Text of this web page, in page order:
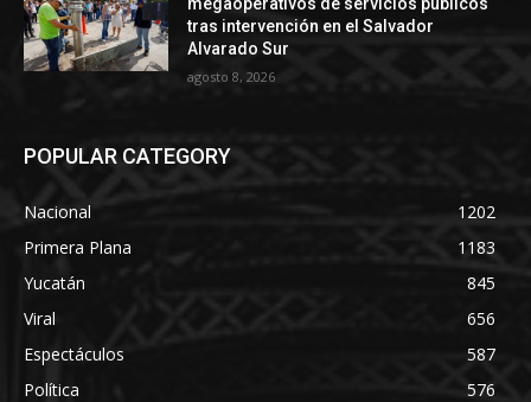
tras intervención en el Salvador
Alvarado Sur
agosto 8, 2026
POPULAR CATEGORY
Nacional
1202
Primera Plana
1183
Yucatán
845
Viral
656
Espectáculos
587
Política
576